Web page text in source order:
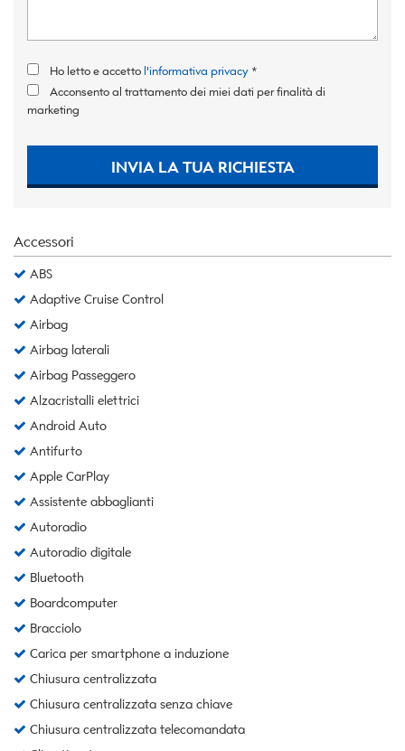
Ho letto e accetto l'informativa privacy *
Acconsento al trattamento dei miei dati per finalità di
marketing
INVIA LA TUA RICHIESTA
Accessori
ABS
Adaptive Cruise Control
Airbag
Airbag laterali
Airbag Passeggero
Alzacristalli elettrici
Android Auto
Antifurto
Apple CarPlay
Assistente abbaglianti
Autoradio
Autoradio digitale
Bluetooth
Boardcomputer
Bracciolo
Carica per smartphone a induzione
Chiusura centralizzata
Chiusura centralizzata senza chiave
Chiusura centralizzata telecomandata